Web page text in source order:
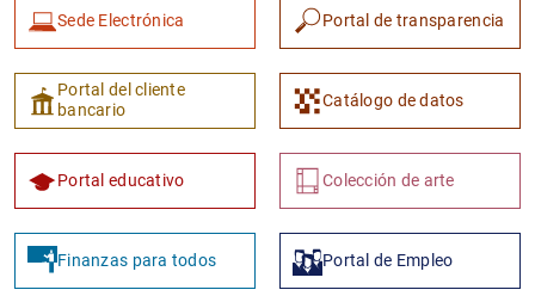
Sede Electrónica Portal de transparencia
Portal del cliente
bancario
Catálogo de datos
Portal educativo Colección de arte
Finanzas para todos Portal de Empleo